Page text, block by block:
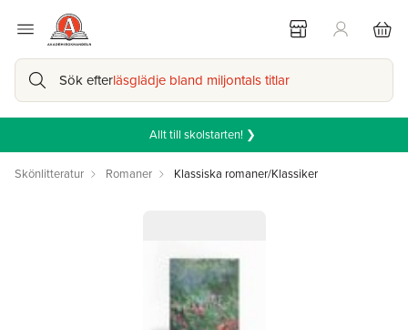
Sök efterläsglädje bland miljontals titlar
Allt till skolstarten! ❯
Skönlitteratur Romaner Klassiska romaner/Klassiker